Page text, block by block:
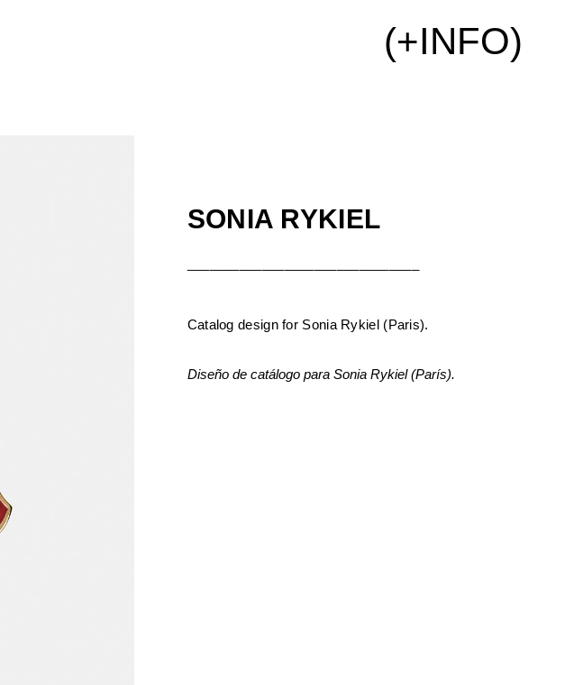
(+INFO)
SONIA RYKIEL
Catalog design for Sonia Rykiel (Paris).
Diseño de catálogo para Sonia Rykiel (París).